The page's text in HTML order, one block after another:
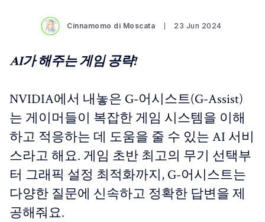
Cinnamomo di Moscata 23 Jun 2024
AI가 해주는 게임 공략!
NVIDIA에서 내놓은 G-어시스트(G-Assist)
는 게이머들이 복잡한 게임 시스템을 이해
하고 적응하는 데 도움을 줄 수 있는 AI 서비
스라고 해요. 게임 초반 최고의 무기 선택부
터 그래픽 설정 최적화까지, G-어시스트는
다양한 질문에 신속하고 정확한 답변을 제
공해줘요.